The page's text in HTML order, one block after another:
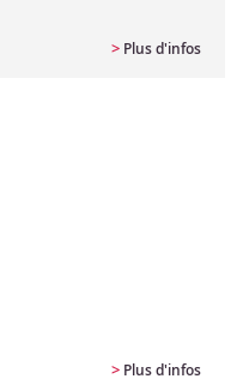
> Plus d'infos
> Plus d'infos